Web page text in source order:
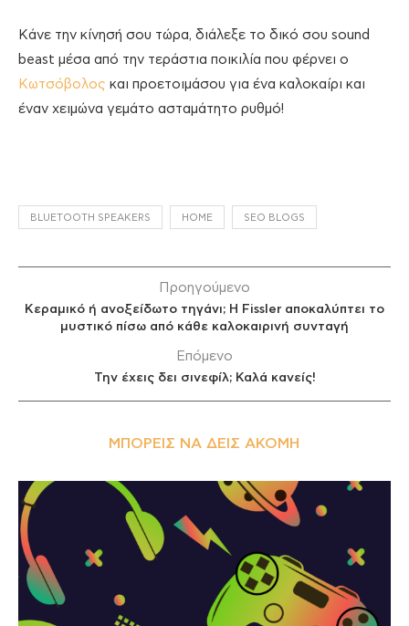
Κάνε την κίνησή σου τώρα, διάλεξε το δικό σου sound
beast μέσα από την τεράστια ποικιλία που φέρνει ο
Κωτσόβολος και προετοιμάσου για ένα καλοκαίρι και
έναν χειμώνα γεμάτο ασταμάτητο ρυθμό!
BLUETOOTH SPEAKERS HOME SEO BLOGS
Προηγούμενο
Κεραμικό ή ανοξείδωτο τηγάνι; Η Fissler αποκαλύπτει το
μυστικό πίσω από κάθε καλοκαιρινή συνταγή
Επόμενο
Την έχεις δει σινεφίλ; Καλά κανείς!
ΜΠΟΡΕΊΣ ΝΑ ΔΕΙΣ ΑΚΌΜΗ